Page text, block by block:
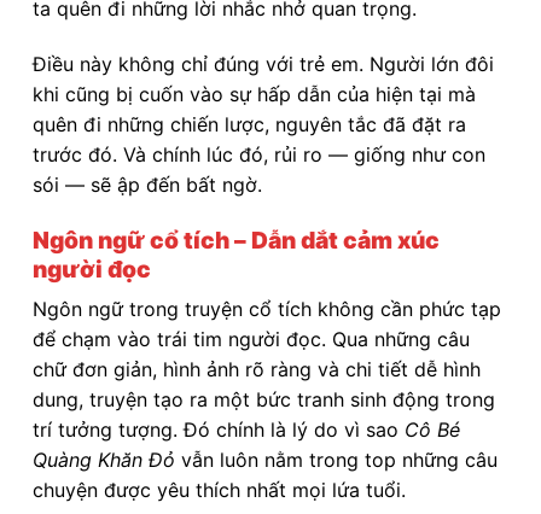
ta quên đi những lời nhắc nhở quan trọng.
Điều này không chỉ đúng với trẻ em. Người lớn đôi
khi cũng bị cuốn vào sự hấp dẫn của hiện tại mà
quên đi những chiến lược, nguyên tắc đã đặt ra
trước đó. Và chính lúc đó, rủi ro — giống như con
sói — sẽ ập đến bất ngờ.
Ngôn ngữ cổ tích – Dẫn dắt cảm xúc
người đọc
Ngôn ngữ trong truyện cổ tích không cần phức tạp
để chạm vào trái tim người đọc. Qua những câu
chữ đơn giản, hình ảnh rõ ràng và chi tiết dễ hình
dung, truyện tạo ra một bức tranh sinh động trong
trí tưởng tượng. Đó chính là lý do vì sao Cô Bé
Quàng Khăn Đỏ vẫn luôn nằm trong top những câu
chuyện được yêu thích nhất mọi lứa tuổi.